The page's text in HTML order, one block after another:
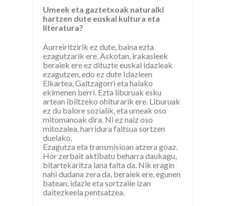
Umeek eta gaztetxoak naturalki
hartzen dute euskal kultura eta
literatura?
Aurreiritzirik ez dute, baina ezta
ezagutzarik ere. Askotan, irakasleek
beraiek ere ez dituzte euskal idazleak
ezagutzen, edo ez dute Idazleen
Elkartea, Galtzagorri eta halako
ekimenen berri. Ezta liburuak esku
artean ibiltzeko ohiturarik ere. Liburuak
ez du balore sozialik, eta umeak oso
mitomanoak dira. Ni ez naiz oso
mitozalea, harridura faltsua sortzen
duelako.
Ezagutza eta transmisioan atzera goaz.
Hor zerbait aktibatu beharra daukagu,
bitartekaritza lana falta da. Nik eragin
nahi dudana zera da, beraiek ere, egunen
batean, idazle eta sortzaile izan
daitezkeela pentsatzea.